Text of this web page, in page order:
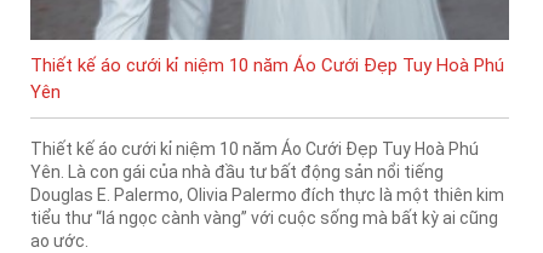
Thiết kế áo cưới kỉ niệm 10 năm Áo Cưới Đẹp Tuy Hoà Phú
Yên
Thiết kế áo cưới kỉ niệm 10 năm Áo Cưới Đẹp Tuy Hoà Phú
Yên. Là con gái của nhà đầu tư bất động sản nổi tiếng
Douglas E. Palermo, Olivia Palermo đích thực là một thiên kim
tiểu thư “lá ngọc cành vàng” với cuộc sống mà bất kỳ ai cũng
ao ước.